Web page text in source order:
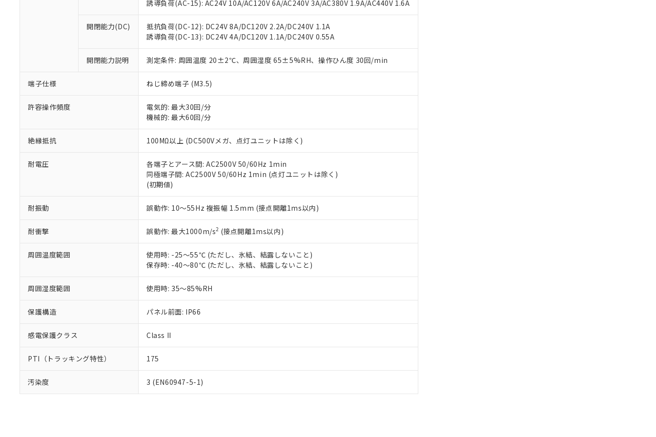
誘導負荷(AC-15): AC24V 10A/AC120V 6A/AC240V 3A/AC380V 1.9A/AC440V 1.6A
開閉能力(DC)
抵抗負荷(DC-12): DC24V 8A/DC120V 2.2A/DC240V 1.1A
誘導負荷(DC-13): DC24V 4A/DC120V 1.1A/DC240V 0.55A
開閉能力説明 測定条件: 周囲温度 20±2℃、周囲湿度 65±5%RH、操作ひん度 30回/min
端子仕様 ねじ締め端子 (M3.5)
許容操作頻度
電気的: 最大30回/分
機械的: 最大60回/分
絶縁抵抗 100MΩ以上 (DC500Vメガ、点灯ユニットは除く)
耐電圧
各端子とアース間: AC2500V 50/60Hz 1min
同極端子間: AC2500V 50/60Hz 1min (点灯ユニットは除く)
(初期値)
耐振動 誤動作: 10～55Hz 複振幅 1.5mm (接点開離1ms以内)
耐衝撃 誤動作: 最大1000m/s2 (接点開離1ms以内)
周囲温度範囲
使用時: -25～55℃ (ただし、氷結、結露しないこと)
保存時: -40～80℃ (ただし、氷結、結露しないこと)
周囲湿度範囲 使用時: 35～85%RH
保護構造 パネル前面: IP66
感電保護クラス Class II
PTI（トラッキング特性） 175
汚染度 3 (EN60947-5-1)
が、当社の製品・サービスに関するお客様との取引・商談に必要な範囲で利用することをご了承くだ
※当社の共同利用者とは、"個人情報の共同利用に関して"
いる法人を指します。
EU RoHS指令（10物質）の非含有証明書
51物質の非含有証明書（当社基準）
※本証明書は発行日時点で非含有を証明するもので、過去に遡って非含有を証明するものではありません。
また、RoHS指令のフタル酸エステル類４物質の対応では、対応完了までの期間は出荷製品に未対応品が
混在することから備考欄に対応日を記載しておりました。
り割愛しております。
白